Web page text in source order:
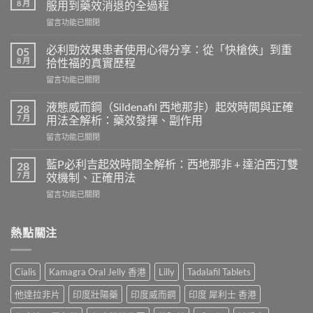
8 月 服用到藥效消退的全過程
在
而
鋼
的
起
時
間
和
效
持
續
間？
解
服
用
到
藥
留言功能已關閉
05
8 月
必利勁效果患者使用心得分享：從「快槍俠」到重
拾性福的真實歷程
在
利
勁
效
果
者
使
用
心
享：
槍
俠」
到
重
留言功能已關閉
28
7 月
液態威而鋼（Sildenafil 西地那非）起效時間與正確
用法全解析：藥效發揮、副作用
在
態
威
而
鋼
地
起
效
時
間
留言功能已關閉
28
7 月
藍P必利吉起效時間全解析：西地那非 + 達泊西汀雙
效機制、正確用法
在
必
利
起
效
時
間
留言功能已關閉
熱點關注
Cialis Kamagra Oral Jelly 香港 Lilly
Tadalafil Tablets
他達拉非片
印度壯陽藥 印度威而鋼
印度 犀利士 香港